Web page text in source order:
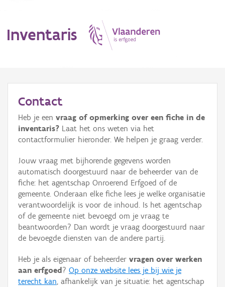
Inventaris
Erfgoedobject
Aanduidingsobject
Waarneming
Thema
Gebeurtenis
Persoon of collectief
Hergebruik
Contact
Heb je een vraag of opmerking over een fiche in de
inventaris? Laat het ons weten via het
contactformulier hieronder. We helpen je graag verder.
Jouw vraag met bijhorende gegevens worden
automatisch doorgestuurd naar de beheerder van de
fiche: het agentschap Onroerend Erfgoed of de
gemeente. Onderaan elke fiche lees je welke organisatie
verantwoordelijk is voor de inhoud. Is het agentschap
of de gemeente niet bevoegd om je vraag te
beantwoorden? Dan wordt je vraag doorgestuurd naar
de bevoegde diensten van de andere partij.
Heb je als eigenaar of beheerder vragen over werken
aan erfgoed ? Op onze website lees je bij wie je
terecht kan, afhankelijk van je situatie: het agentschap